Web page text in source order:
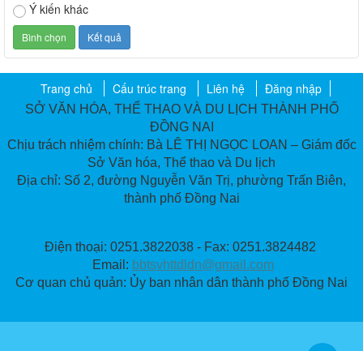
Ý kiến khác
Trang chủ Cấu trúc trang Liên hệ Đăng nhập
SỞ VĂN HÓA, THỂ THAO VÀ DU LỊCH THÀNH PHỐ
ĐỒNG NAI
Chịu trách nhiệm chính: Bà LÊ THỊ NGỌC LOAN – Giám đốc
Sở Văn hóa, Thể thao và Du lịch
Địa chỉ: Số 2, đường Nguyễn Văn Trị, phường Trấn Biên,
thành phố Đồng Nai
Điện thoại: 0251.3822038 - Fax: 0251.3824482
Email: bbtsvhttdldn@gmail.com
Cơ quan chủ quản: Ủy ban nhân dân thành phố Đồng Nai